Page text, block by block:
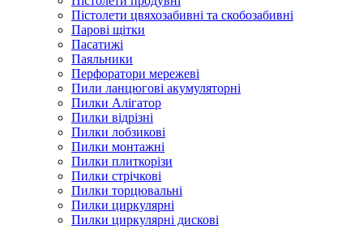
Пістолети цвяхозабивні та скобозабивні
Парові щітки
Пасатижі
Паяльники
Перфоратори мережеві
Пили ланцюгові акумуляторні
Пилки Алігатор
Пилки відрізні
Пилки лобзикові
Пилки монтажні
Пилки плиткорізи
Пилки стрічкові
Пилки торцювальні
Пилки циркулярні
Пилки циркулярні дискові